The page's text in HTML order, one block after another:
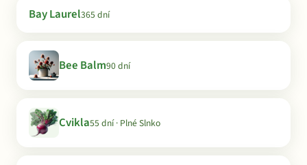
Bay Laurel365 dní
Bee Balm90 dní
Cvikla55 dní · Plné Slnko